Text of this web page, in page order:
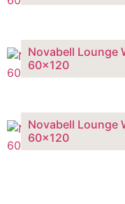
Novabell Lounge
60×120
Novabell Lounge
60×120